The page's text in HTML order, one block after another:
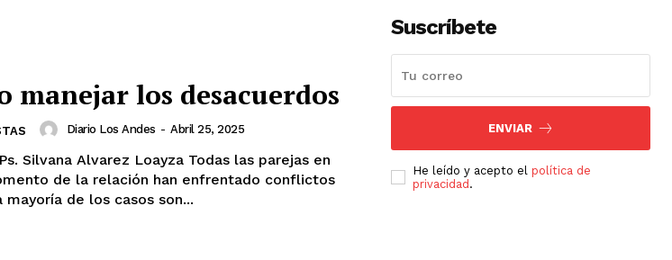
manejar los desacuerdos
Diario Los Andes - Abril 25, 2025
Alvarez Loayza Todas las parejas en
de la relación han enfrentado conflictos
mayoría de los casos son...
Suscríbete
ENVIAR
He leído y acepto el política de
privacidad .